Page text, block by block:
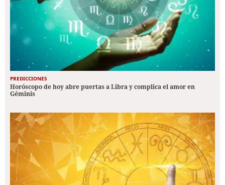
PREDICCIONES
Horóscopo de hoy abre puertas a Libra y complica el amor en
Géminis